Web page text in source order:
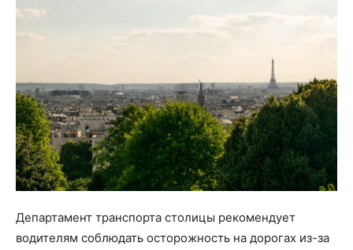
Департамент транспорта столицы рекомендует
водителям соблюдать осторожность на дорогах из-за